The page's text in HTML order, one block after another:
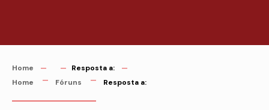
o
conteúdo
Home
Resposta a:
Home
Fóruns Resposta a: